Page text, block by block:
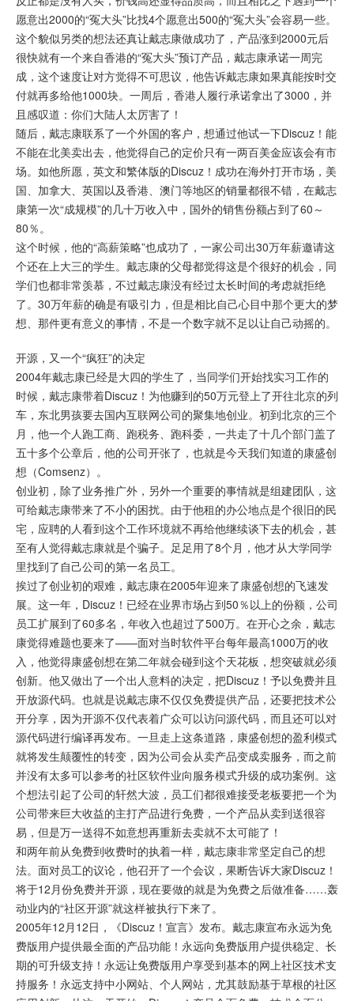
愿意出2000的“冤大头”比找4个愿意出500的“冤大头”会容易一些。
这个貌似另类的想法还真让戴志康做成功了，产品涨到2000元后
很快就有一个来自香港的“冤大头”预订产品，戴志康承诺一周完
成，这个速度让对方觉得不可思议，他告诉戴志康如果真能按时交
付就再多给他1000块。一周后，香港人履行承诺拿出了3000，并
且感叹道：你们大陆人太厉害了！
随后，戴志康联系了一个外国的客户，想通过他试一下Discuz！能
不能在北美卖出去，他觉得自己的定价只有一两百美金应该会有市
场。如他所愿，英文和繁体版的Discuz！成功在海外打开市场，美
国、加拿大、英国以及香港、澳门等地区的销量都很不错，在戴志
康第一次“成规模”的几十万收入中，国外的销售份额占到了60～
80％。
这个时候，他的“高薪策略”也成功了，一家公司出30万年薪邀请这
个还在上大三的学生。戴志康的父母都觉得这是个很好的机会，同
学们也都非常羡慕，不过戴志康没有经过太长时间的考虑就拒绝
了。30万年薪的确是有吸引力，但是相比自己心目中那个更大的梦
想、那件更有意义的事情，不是一个数字就不足以让自己动摇的。
开源，又一个“疯狂”的决定
2004年戴志康已经是大四的学生了，当同学们开始找实习工作的
时候，戴志康带着Discuz！为他赚到的50万元登上了开往北京的列
车，东北男孩要去国内互联网公司的聚集地创业。初到北京的三个
月，他一个人跑工商、跑税务、跑科委，一共走了十几个部门盖了
五十多个公章后，他的公司开张了，也就是今天我们知道的康盛创
想（Comsenz）。
创业初，除了业务推广外，另外一个重要的事情就是组建团队，这
可给戴志康带来了不小的困扰。由于他租的办公地点是个很旧的民
宅，应聘的人看到这个工作环境就不再给他继续谈下去的机会，甚
至有人觉得戴志康就是个骗子。足足用了8个月，他才从大学同学
里找到了自己公司的第一名员工。
挨过了创业初的艰难，戴志康在2005年迎来了康盛创想的飞速发
展。这一年，Discuz！已经在业界市场占到50％以上的份额，公司
员工扩展到了60多名，年收入也超过了500万。在开心之余，戴志
康觉得难题也要来了——面对当时软件平台每年最高1000万的收
入，他觉得康盛创想在第二年就会碰到这个天花板，想突破就必须
创新。他又做出了一个出人意料的决定，把Discuz！予以免费并且
开放源代码。也就是说戴志康不仅仅免费提供产品，还要把技术公
开分享，因为开源不仅代表着广众可以访问源代码，而且还可以对
源代码进行编译再发布。一旦走上这条道路，康盛创想的盈利模式
就将发生颠覆性的转变，因为公司会从卖产品变成卖服务，而之前
并没有太多可以参考的社区软件业向服务模式升级的成功案例。这
个想法引起了公司的轩然大波，员工们都很难接受老板要把一个为
公司带来巨大收益的主打产品进行免费，一个产品从卖到送很容
易，但是万一送得不如意想再重新去卖就不太可能了！
和两年前从免费到收费时的执着一样，戴志康非常坚定自己的想
法。面对员工的议论，他召开了一个会议，果断告诉大家Discuz！
将于12月份免费并开源，现在要做的就是为免费之后做准备……轰
动业内的“社区开源”就这样被执行下来了。
2005年12月12日，《Discuz！宣言》发布。戴志康宣布永远为免
费版用户提供最全面的产品功能！永远向免费版用户提供稳定、长
期的可升级支持！永远让免费版用户享受到基本的网上社区技术支
持服务！永远支持中小网站、个人网站，尤其鼓励基于草根的社区